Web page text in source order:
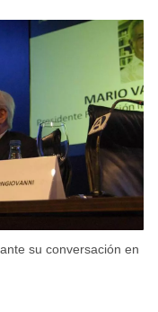
su conversación en